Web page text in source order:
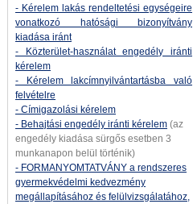
- Kérelem lakás rendeltetési egységeire
vonatkozó hatósági bizonyítvány
kiadása iránt
- Közterület-használat engedély iránti
kérelem
- Kérelem lakcímnyilvántartásba való
felvételre
- Címigazolási kérelem
- Behajtási engedély iránti kérelem (az
engedély kiadása sürgős esetben 3
munkanapon belül történik)
- FORMANYOMTATVÁNY a rendszeres
gyermekvédelmi kedvezmény
megállapításához és felülvizsgálatához,